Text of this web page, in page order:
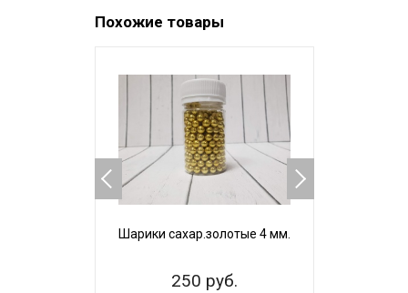
Похожие товары
Шарики сахар.золотые 4 мм.
250 руб.